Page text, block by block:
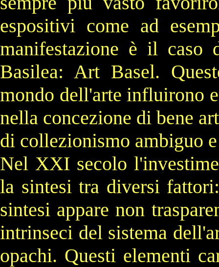
espositivi come ad
manifestazione è il
Basilea: Art Basel.
mondo dell'arte influirono
nella concezione di bene
di collezionismo ambiguo
Nel XXI secolo
la sintesi tra diversi
sintesi appare non
intrinseci del sistema
opachi. Questi elementi